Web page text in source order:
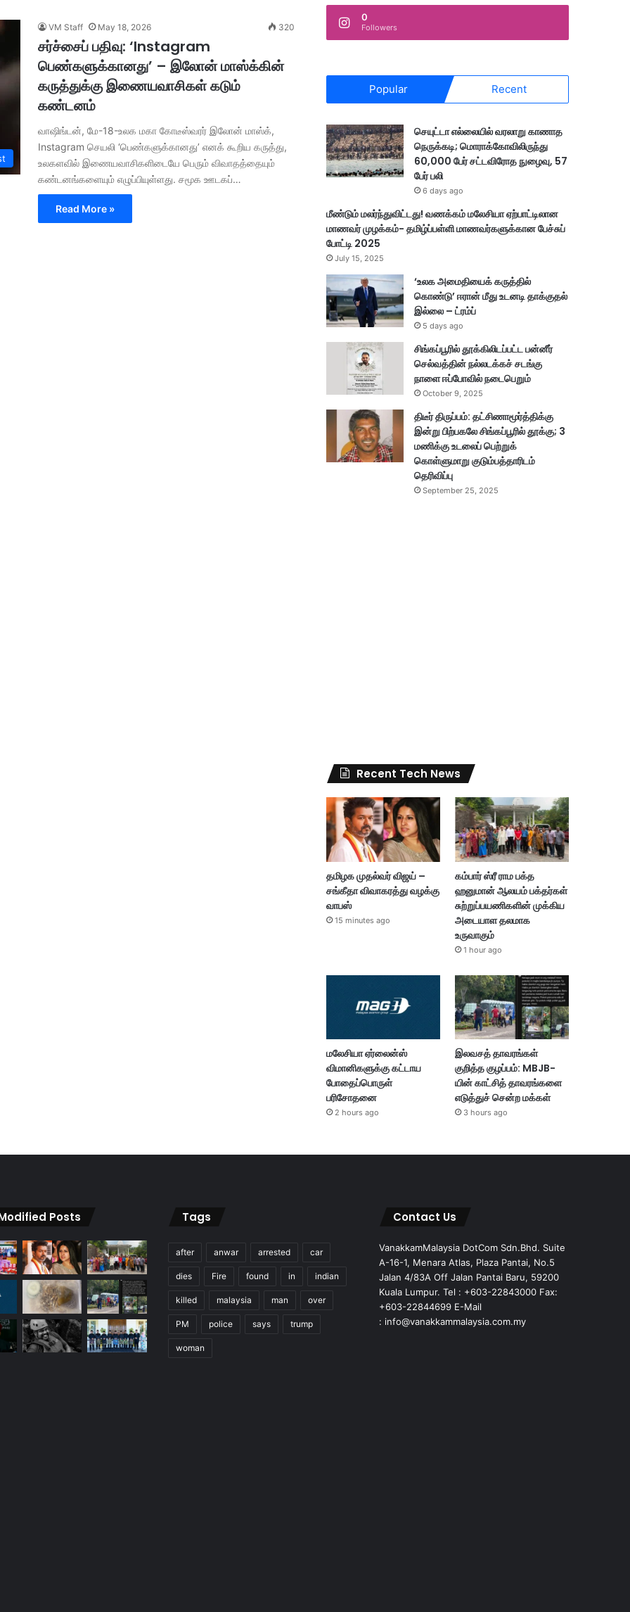
VM Staff May 18, 2026 320
சர்ச்சைப் பதிவு: ‘Instagram
பெண்களுக்கானது’ – இலோன் மாஸ்க்கின்
கருத்துக்கு இணையவாசிகள் கடும்
கண்டனம்
வாஷிங்டன், மே-18-உலக மகா கோடீஸ்வரர் இலோன் மாஸ்க்,
Instagram செயலி ‘பெண்களுக்கானது’ எனக் கூறிய கருத்து,
உலகளவில் இணையவாசிகளிடையே பெரும் விவாதத்தையும்
கண்டனங்களையும் எழுப்பியுள்ளது. ​சமூக ஊடகப்…
Read More »
0
Followers
Popular Recent
செயுட்டா எல்லையில் வரலாறு காணாத
நெருக்கடி; மொராக்கோவிலிருந்து
60,000 பேர் சட்டவிரோத நுழைவு, 57
பேர் பலி
6 days ago
மீண்டும் மலர்ந்துவிட்டது! வணக்கம் மலேசியா ஏற்பாட்டிலான
மாணவர் முழக்கம்- தமிழ்ப்பள்ளி மாணவர்களுக்கான பேச்சுப்
போட்டி 2025
July 15, 2025
‘உலக அமைதியைக் கருத்தில்
கொண்டு’ ஈரான் மீது உடனடி தாக்குதல்
இல்லை – ட்ரம்ப்
5 days ago
சிங்கப்பூரில் தூக்கிலிடப்பட்ட பன்னீர்
செல்வத்தின் நல்லடக்கச் சடங்கு
நாளை ஈப்போவில் நடைபெறும்
October 9, 2025
திடீர் திருப்பம்: தட்சிணாமூர்த்திக்கு
இன்று பிற்பகலே சிங்கப்பூரில் தூக்கு; 3
மணிக்கு உடலைப் பெற்றுக்
கொள்ளுமாறு குடும்பத்தாரிடம்
தெரிவிப்பு
September 25, 2025
Recent Tech News
தமிழக முதல்வர் விஜய் –
சங்கீதா விவாகரத்து வழக்கு
வாபஸ்
15 minutes ago
கம்பார் ஸ்ரீ ராம பக்த
ஹனுமான் ஆலயம் பக்தர்கள்
சுற்றுப்பயணிகளின் முக்கிய
அடையாள தலமாக
உருவாகும்
1 hour ago
மலேசியா ஏர்லைன்ஸ்
விமானிகளுக்கு கட்டாய
போதைப்பொருள்
பரிசோதனை
2 hours ago
இலவசத் தாவரங்கள்
குறித்த குழப்பம்: MBJB-
யின் காட்சித் தாவரங்களை
எடுத்துச் சென்ற மக்கள்
3 hours ago
Posts Tags
after anwar arrested car
dies Fire found in indian
killed malaysia man over
PM police says trump
woman
Contact Us
VanakkamMalaysia DotCom Sdn.Bhd. Suite
A-16-1, Menara Atlas, Plaza Pantai, No.5
Jalan 4/83A Off Jalan Pantai Baru, 59200
Kuala Lumpur. Tel : +603-22843000 Fax:
+603-22844699 E-Mail
: info@vanakkammalaysia.com.my